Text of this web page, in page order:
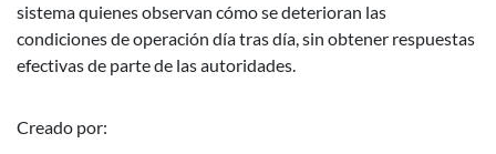
sistema quienes observan cómo se deterioran las
condiciones de operación día tras día, sin obtener respuestas
efectivas de parte de las autoridades.
Creado por: